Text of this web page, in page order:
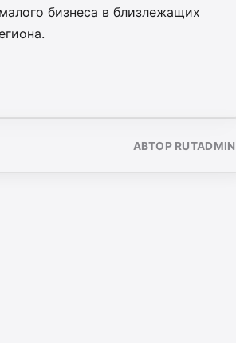
бизнеса в близлежащих
АВТОР RUTADMIN